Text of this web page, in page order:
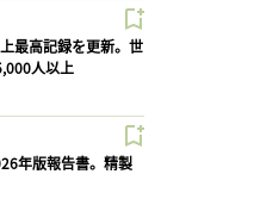
最高記録を更新。世
人以上
年版報告書。精製